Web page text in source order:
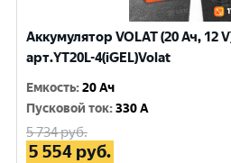
Аккумулятор VOLAT (20 Ач, 12
арт.YT20L-4(iGEL)Volat
Емкость:20 Ач
Пусковой ток:330 A
5 734руб.
5 554 руб.